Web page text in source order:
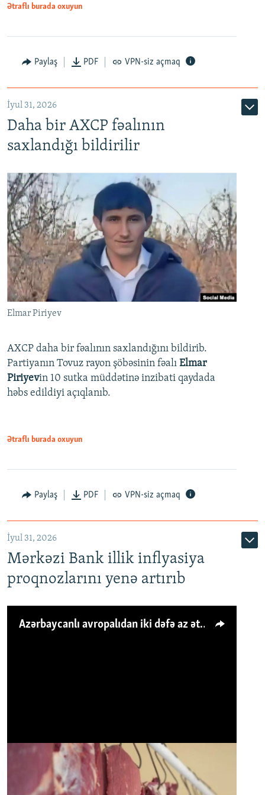
Ətraflı burada oxuyun
Paylaş PDF VPN-siz açmaq
İyul 31, 2026
Daha bir AXCP fəalının
saxlandığı bildirilir
Elmar Piriyev
AXCP daha bir fəalının saxlandığını bildirib.
Partiyanın Tovuz rayon şöbəsinin fəalı Elmar
Piriyevin 10 sutka müddətinə inzibati qaydada
həbs edildiyi açıqlanıb.
Ətraflı burada oxuyun
Paylaş PDF VPN-siz açmaq
İyul 31, 2026
Mərkəzi Bank illik inflyasiya
proqnozlarını yenə artırıb
Azərbaycanlı avropalıdan iki dəfə az ət yeyir, amma... 'Qiymət artımı qaçılmazdır'